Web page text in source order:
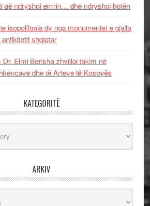
që ndryshoi emrin… dhe ndryshoi botën
isopolifonia dy nga monumentet e gjalla
shqiptar
Dr. Elmi Berisha zhvilloi takim në
dhe të Arteve të Kosovës
KATEGORITË
ARKIV